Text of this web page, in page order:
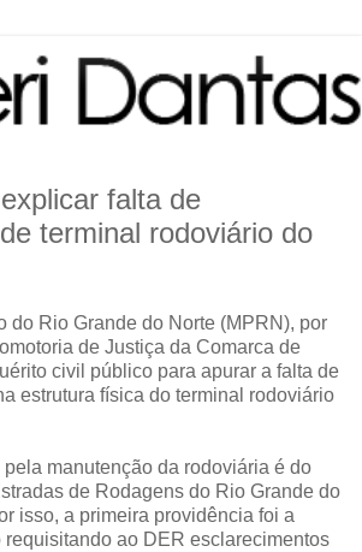
falta de
terminal rodoviário do
do Rio Grande do Norte (MPRN), por
de Justiça da Comarca de
civil público para apurar a falta de
estrutura física do terminal rodoviário
manutenção da rodoviária é do
de Rodagens do Rio Grande do
isso, a primeira providência foi a
ao DER esclarecimentos